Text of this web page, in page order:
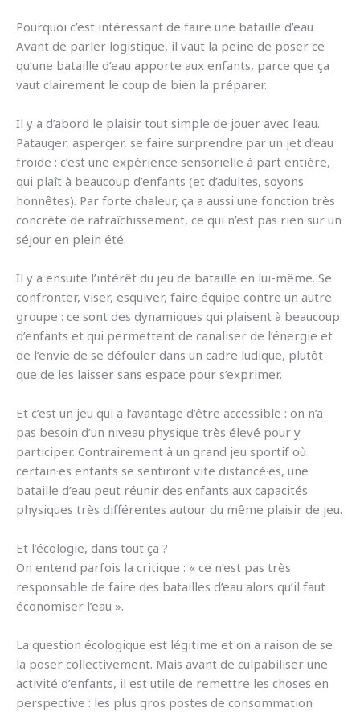
Pourquoi c’est intéressant de faire une bataille d’eau
Avant de parler logistique, il vaut la peine de poser ce
qu’une bataille d’eau apporte aux enfants, parce que ça
vaut clairement le coup de bien la préparer.
Il y a d’abord le plaisir tout simple de jouer avec l’eau.
Patauger, asperger, se faire surprendre par un jet d’eau
froide : c’est une expérience sensorielle à part entière,
qui plaît à beaucoup d’enfants (et d’adultes, soyons
honnêtes). Par forte chaleur, ça a aussi une fonction très
concrète de rafraîchissement, ce qui n’est pas rien sur un
séjour en plein été.
Il y a ensuite l’intérêt du jeu de bataille en lui-même. Se
confronter, viser, esquiver, faire équipe contre un autre
groupe : ce sont des dynamiques qui plaisent à beaucoup
d’enfants et qui permettent de canaliser de l’énergie et
de l’envie de se défouler dans un cadre ludique, plutôt
que de les laisser sans espace pour s’exprimer.
Et c’est un jeu qui a l’avantage d’être accessible : on n’a
pas besoin d’un niveau physique très élevé pour y
participer. Contrairement à un grand jeu sportif où
certain·es enfants se sentiront vite distancé·es, une
bataille d’eau peut réunir des enfants aux capacités
physiques très différentes autour du même plaisir de jeu.
Et l’écologie, dans tout ça ?
On entend parfois la critique : « ce n’est pas très
responsable de faire des batailles d’eau alors qu’il faut
économiser l’eau ».
La question écologique est légitime et on a raison de se
la poser collectivement. Mais avant de culpabiliser une
activité d’enfants, il est utile de remettre les choses en
perspective : les plus gros postes de consommation